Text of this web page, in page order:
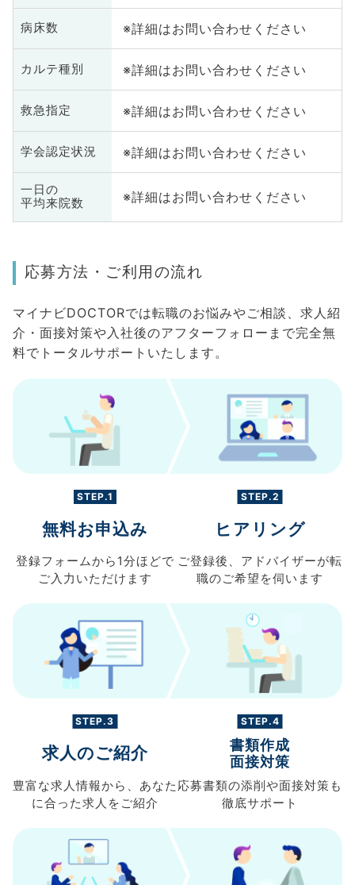
病床数 ※詳細はお問い合わせください
カルテ種別 ※詳細はお問い合わせください
救急指定 ※詳細はお問い合わせください
学会認定状況 ※詳細はお問い合わせください
一日の
平均来院数
※詳細はお問い合わせください
応募方法・ご利用の流れ
マイナビDOCTORでは転職のお悩みやご相談、求人紹
介・面接対策や入社後のアフターフォローまで完全無
料でトータルサポートいたします。
STEP.1
無料お申込み
登録フォームから 1分ほどで
ご入力 いただけます
STEP.2
ヒアリング
ご登録後、 アドバイザーが転
職のご希望を伺います
STEP.3
求人のご紹介
豊富な求人情報から、 あなた
に合った求人を ご紹介
STEP.4
書類作成
面接対策
応募書類の添削や面接対策も
徹底サポート